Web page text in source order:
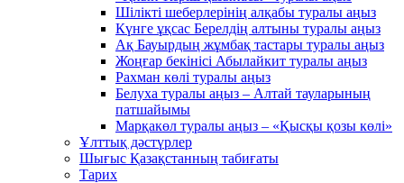
Шілікті шеберлерінің алқабы туралы аңыз
Күнге ұқсас Берелдің алтыны туралы аңыз
Ақ Бауырдың жұмбақ тастары туралы аңыз
Жоңғар бекінісі Абылайкит туралы аңыз
Рахман көлі туралы аңыз
Белуха туралы аңыз – Алтай тауларының
патшайымы
Марқакөл туралы аңыз – «Қысқы қозы көлі»
Ұлттық дәстүрлер
Шығыс Қазақстанның табиғаты
Тарих